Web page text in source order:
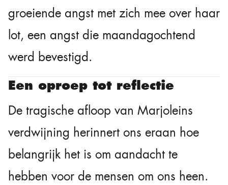
groeiende angst met zich mee over haar
lot, een angst die maandagochtend
werd bevestigd.
Een oproep tot reflectie
De tragische afloop van Marjoleins
verdwijning herinnert ons eraan hoe
belangrijk het is om aandacht te
hebben voor de mensen om ons heen.